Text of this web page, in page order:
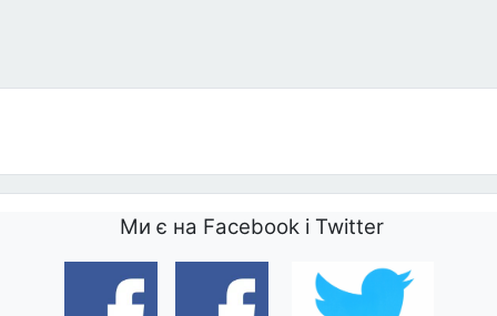
Ми є на Facebook і Twitter
яке використовує тіло жінки в комерційних цілях